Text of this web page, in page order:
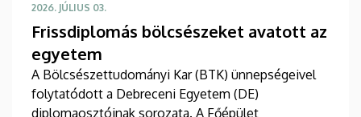
2026. JÚLIUS 03.
Frissdiplomás bölcsészeket avatott az
egyetem
A Bölcsészettudományi Kar (BTK) ünnepségeivel
folytatódott a Debreceni Egyetem (DE)
diplomaosztóinak sorozata. A Főépület